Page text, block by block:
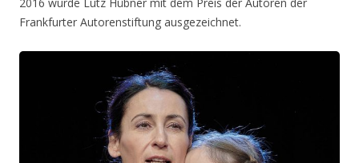
Frankfurter Autorenstiftung ausgezeichnet.